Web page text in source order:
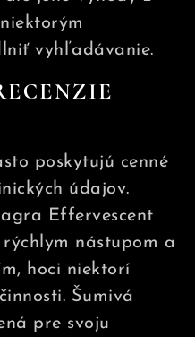
vyhľadávanie.
poskytujú cenné
údajov.
Effervescent
nástupom a
hoci niektorí
Šumivá
pre svoju